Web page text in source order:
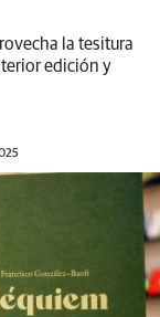
la tesitura
edición y